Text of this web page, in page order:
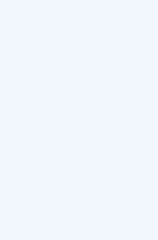
eğitim seni bekliyor!